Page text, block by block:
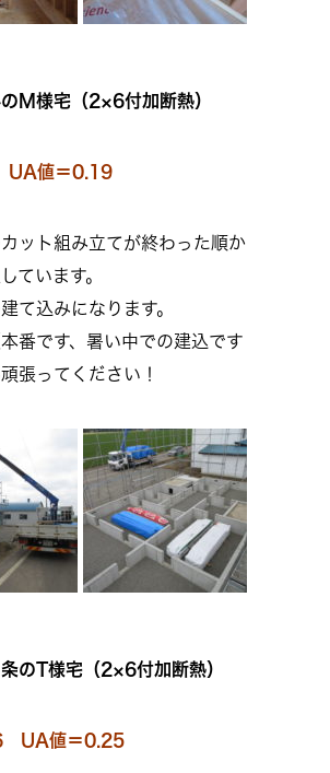
M様宅（2×6付加断熱）
値＝0.19
ット組み立てが終わった順か
ています。
て込みになります。
番です、暑い中での建込です
張ってください！
のT様宅（2×6付加断熱）
UA値＝0.25